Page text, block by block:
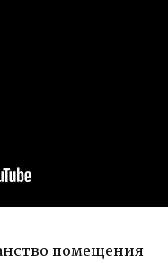
помещения